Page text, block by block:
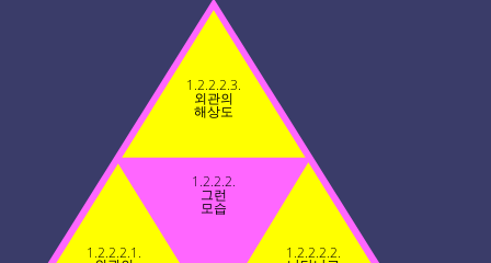
1.2.2.2.
그런
모습
1.2.2.2.1. 1.2.2.2.2.
1.2.2.2.3.
외관의
해상도